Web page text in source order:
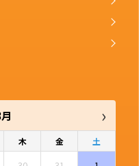
›
木 金 土